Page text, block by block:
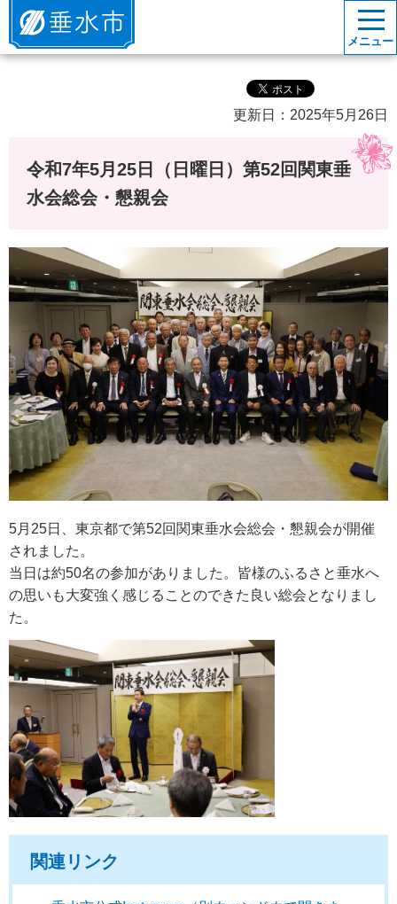
垂水市
メニュー
更新日：2025年5月26日
令和7年5月25日（日曜日）第52回関東垂
水会総会・懇親会
5月25日、東京都で第52回関東垂水会総会・懇親会が開催
されました。
当日は約50名の参加がありました。皆様のふるさと垂水へ
の思いも大変強く感じることのできた良い総会となりまし
た。
関連リンク